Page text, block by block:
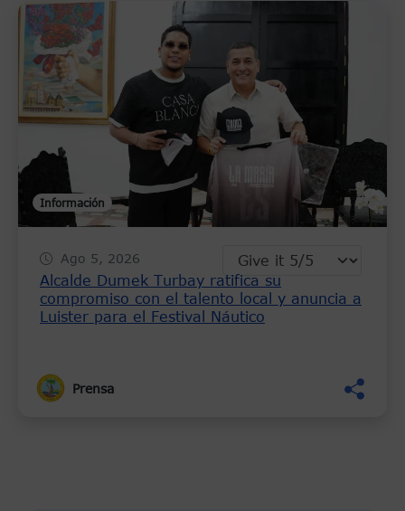
Información
Ago 5, 2026
Alcalde Dumek Turbay ratifica su
compromiso con el talento local y anuncia a
Luister para el Festival Náutico
Prensa